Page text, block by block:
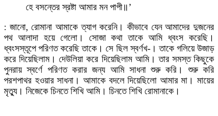
হে বসন্তের স্রষ্টা আমার মন পাপী॥’
: জানো, রোমানা আমাকে ত্যাগ করেনি। কীভাবে যেন আমাদের দুজনের
পথ আলাদা হয়ে গেলো। সোজা কথা তাকে আমি ধ্বংস করেছি।
ধ্বংসস্তূপে পরিণত করেছি তাকে। সে ছিল স্বর্ণখ-। তাকে গলিয়ে উজাড়
করে দিয়েছিলাম। দেউলিয়া করে দিয়েছিলাম আমি। তার সমস্ত কিছুকে
পুনরায় স্বর্ণে পরিণত করার জন্য আমি সাধনা শুরু করি। শুরু করি
পরশপাথর হওয়ার সাধনা। আমাকে বদলে দিয়েছিলো আমার মা। মায়ের
মৃত্যু। নিজেকে চিনতে শিখি আমি। চিনতে শিখি রোমানাকে।